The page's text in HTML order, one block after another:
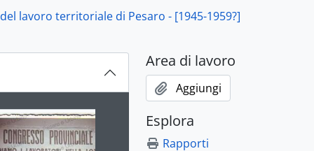
- 1950-1963, 1950-1963
1963, 1961-1963
del lavoro territoriale di Pesaro - [1945-1959?]
title displayed in the following carousel. Clicking any
Area di lavoro
Aggiungi
Esplora
Rapporti